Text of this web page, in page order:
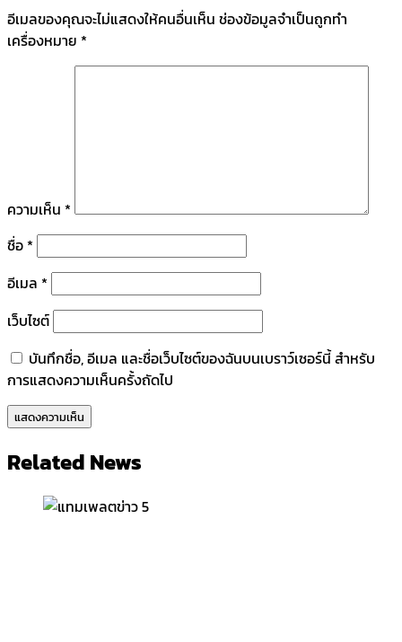
อีเมลของคุณจะไม่แสดงให้คนอื่นเห็น ช่องข้อมูลจำเป็นถูกทำ
เครื่องหมาย *
ความเห็น *
ชื่อ *
อีเมล *
เว็บไซต์
บันทึกชื่อ, อีเมล และชื่อเว็บไซต์ของฉันบนเบราว์เซอร์นี้ สำหรับ
การแสดงความเห็นครั้งถัดไป
Related News